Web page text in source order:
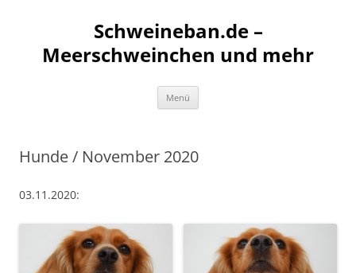
Schweineban.de –
Meerschweinchen und mehr
Menü
Hunde / November 2020
03.11.2020: